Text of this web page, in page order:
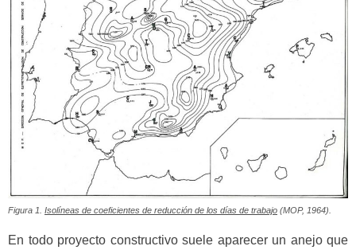
Figura 1. Isolíneas de coeficientes de reducción de los días de trabajo (MOP, 1964).
En todo proyecto constructivo suele aparecer un anejo que